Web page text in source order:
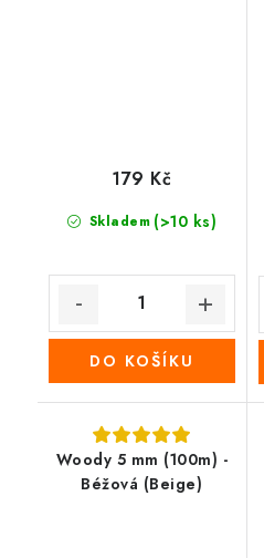
Skladem (>10 ks)
179 Kč
DO KOŠÍKU
Woody 5 mm (100m) -
Béžová (Beige)